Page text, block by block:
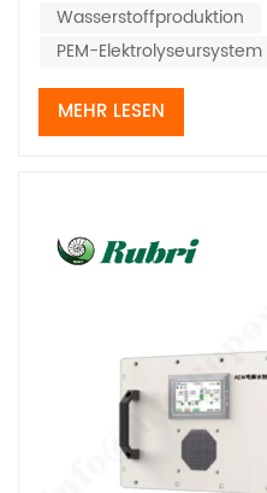
Wasserstoffproduktion
PEM-Elektrolyseursystem
MEHR LESEN